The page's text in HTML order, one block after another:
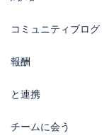
コミュニティブログ
報酬
と連携
チームに会う